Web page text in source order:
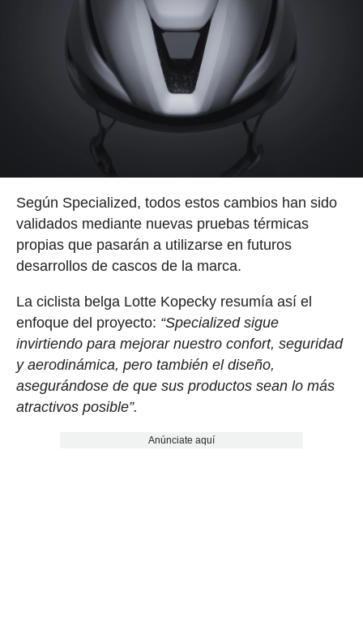
Según Specialized, todos estos cambios han sido
validados mediante nuevas pruebas térmicas
propias que pasarán a utilizarse en futuros
desarrollos de cascos de la marca.
La ciclista belga Lotte Kopecky resumía así el
enfoque del proyecto: “Specialized sigue
invirtiendo para mejorar nuestro confort, seguridad
y aerodinámica, pero también el diseño,
asegurándose de que sus productos sean lo más
atractivos posible”.
Anúnciate aquí